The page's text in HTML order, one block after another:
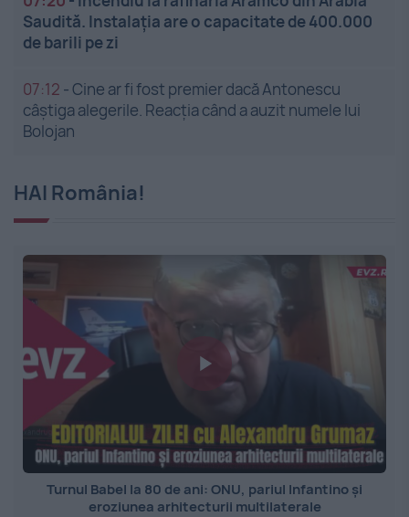
Saudită. Instalația are o capacitate de 400.000
de barili pe zi
07:12 -Cine ar fi fost premier dacă Antonescu
câștiga alegerile. Reacția când a auzit numele lui
Bolojan
HAI România!
Turnul Babel la 80 de ani: ONU, pariul Infantino și
eroziunea arhitecturii multilaterale